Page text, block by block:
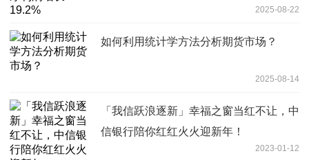
2025-08-22
如何利用统计学方法分析期货市场？
2025-08-14
「我信跃浪逐新」幸福之窗当红不让，中
信银行陪你红红火火迎新年！
2023-01-12